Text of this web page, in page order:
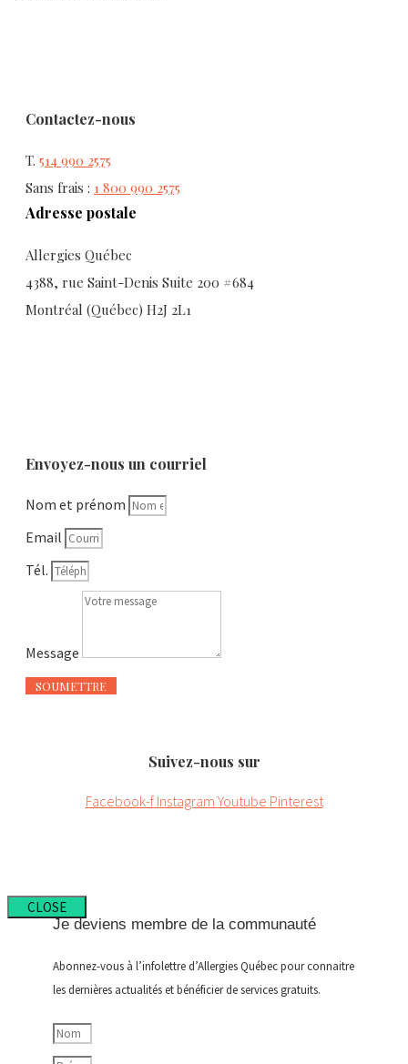
Contactez-nous
T. 514 990 2575
Sans frais : 1 800 990 2575
Adresse postale
Allergies Québec
4388, rue Saint-Denis Suite 200 #684
Montréal (Québec) H2J 2L1
Envoyez-nous un courriel
Nom et prénom
Email
Tél.
Message
SOUMETTRE
Suivez-nous sur
Facebook-f Instagram Youtube Pinterest
CLOSE
Je deviens membre de la communauté
Abonnez-vous à l’infolettre d’Allergies Québec pour connaitre
les dernières actualités et bénéficier de services gratuits.